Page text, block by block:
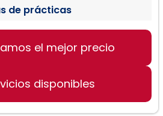
de prácticas
el mejor precio
disponibles